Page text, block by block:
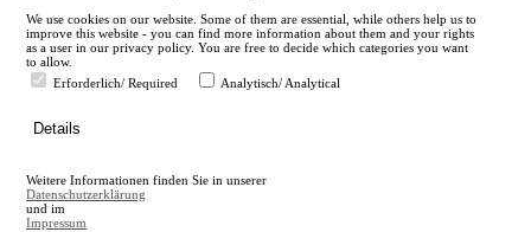
en
A
A
We use cookies on our website. Some of them are essential, while others help us to
improve this website - you can find more information about them and your rights
as a user in our privacy policy. You are free to decide which categories you want
to allow.
Erforderlich/ Required
Analytisch/ Analytical
Details
Weitere Informationen finden Sie in unserer
Datenschutzerklärung
und im
Impressum